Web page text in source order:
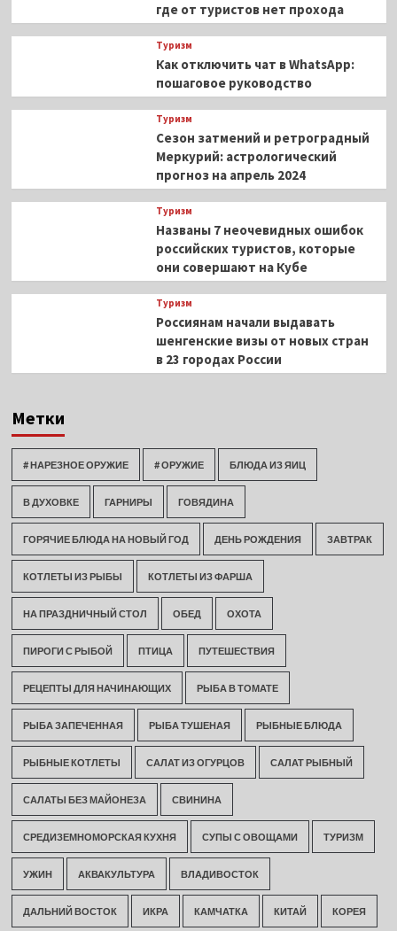
где от туристов нет прохода
Туризм
Как отключить чат в WhatsApp:
пошаговое руководство
Туризм
Сезон затмений и ретроградный
Меркурий: астрологический
прогноз на апрель 2024
Туризм
Названы 7 неочевидных ошибок
российских туристов, которые
они совершают на Кубе
Туризм
Россиянам начали выдавать
шенгенские визы от новых стран
в 23 городах России
Метки
# НАРЕЗНОЕ ОРУЖИЕ # ОРУЖИЕ БЛЮДА ИЗ ЯИЦ
В ДУХОВКЕ ГАРНИРЫ ГОВЯДИНА
ГОРЯЧИЕ БЛЮДА НА НОВЫЙ ГОД ДЕНЬ РОЖДЕНИЯ ЗАВТРАК
КОТЛЕТЫ ИЗ РЫБЫ КОТЛЕТЫ ИЗ ФАРША
НА ПРАЗДНИЧНЫЙ СТОЛ ОБЕД ОХОТА
ПИРОГИ С РЫБОЙ ПТИЦА ПУТЕШЕСТВИЯ
РЕЦЕПТЫ ДЛЯ НАЧИНАЮЩИХ РЫБА В ТОМАТЕ
РЫБА ЗАПЕЧЕННАЯ РЫБА ТУШЕНАЯ РЫБНЫЕ БЛЮДА
РЫБНЫЕ КОТЛЕТЫ САЛАТ ИЗ ОГУРЦОВ САЛАТ РЫБНЫЙ
САЛАТЫ БЕЗ МАЙОНЕЗА СВИНИНА
СРЕДИЗЕМНОМОРСКАЯ КУХНЯ СУПЫ С ОВОЩАМИ ТУРИЗМ
УЖИН АКВАКУЛЬТУРА ВЛАДИВОСТОК
ДАЛЬНИЙ ВОСТОК ИКРА КАМЧАТКА КИТАЙ КОРЕЯ